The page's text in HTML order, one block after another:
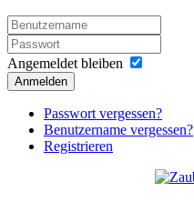
Angemeldet bleiben
Anmelden
Passwort vergessen?
Benutzername vergessen?
Registrieren